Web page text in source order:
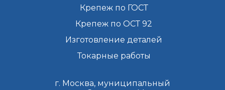
г. Москва, муниципальный
Крепеж по ГОСТ
Крепеж по ОСТ 92
Изготовление деталей
Токарные работы